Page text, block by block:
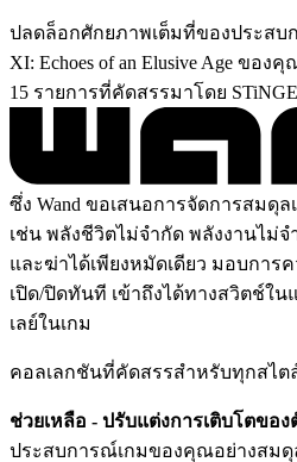
ปลดล็อกศักยภาพเต็มที่ของประสบ
XI: Echoes of an Elusive Age ขอ
15 รายการที่คัดสรรมาโดย
ซึ่ง Wand ขอเสนอการจัดการสมดุล
เช่น พลังชีวิตไม่จำกัด พลังงานไม่
และฆ่าได้เพียงหมัดเดียว มอบกา
เปิด/ปิดทันที เข้าถึงได้ทางสวิตช์ใน
เลย์ในเกม
คอลเลกชันที่คัดสรรสำหรับทุกสไต
ช่วยเหลือ - ปรับแต่งการเติบโตขอ
ประสบการณ์เกมของคุณอย่างสมดุ